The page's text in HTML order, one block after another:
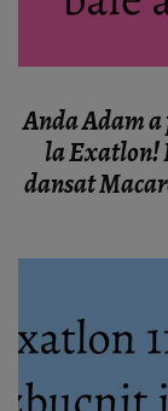
Anda Adam
la Exatlon!
dansat